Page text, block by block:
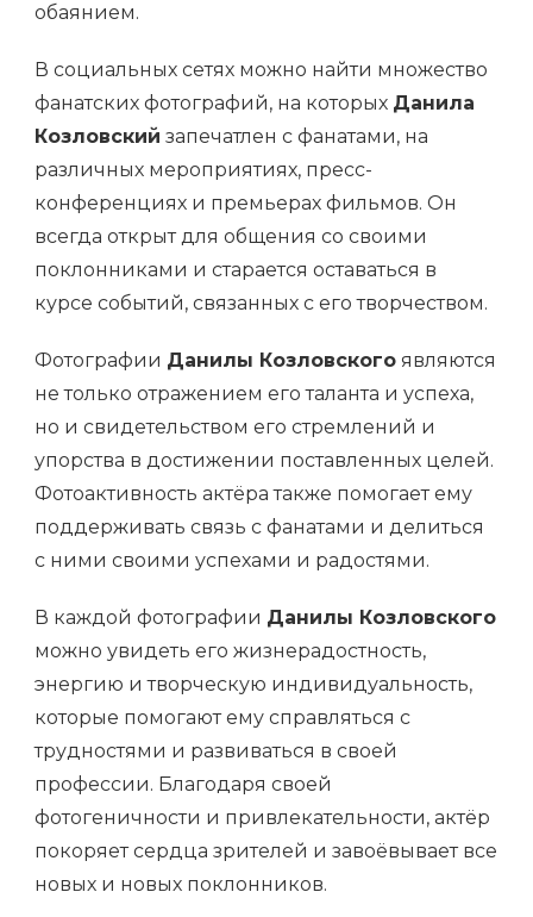
обаянием.
В социальных сетях можно найти множество
фанатских фотографий, на которых Данила
Козловский запечатлен с фанатами, на
различных мероприятиях, пресс-
конференциях и премьерах фильмов. Он
всегда открыт для общения со своими
поклонниками и старается оставаться в
курсе событий, связанных с его творчеством.
Фотографии Данилы Козловского являются
не только отражением его таланта и успеха,
но и свидетельством его стремлений и
упорства в достижении поставленных целей.
Фотоактивность актёра также помогает ему
поддерживать связь с фанатами и делиться
с ними своими успехами и радостями.
В каждой фотографии Данилы Козловского
можно увидеть его жизнерадостность,
энергию и творческую индивидуальность,
которые помогают ему справляться с
трудностями и развиваться в своей
профессии. Благодаря своей
фотогеничности и привлекательности, актёр
покоряет сердца зрителей и завоёвывает все
новых и новых поклонников.